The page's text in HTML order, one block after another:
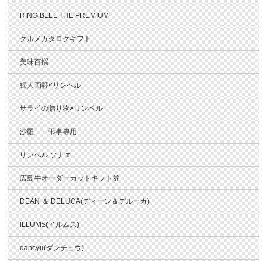
RING BELL THE PREMIUM
グルメカタログギフト
美味百撰
婦人画報×リンベル
サライの贈り物×リンベル
沙羅 －弔事専用－
リンベル ソナエ
広島牛オーダーカットギフト券
DEAN ＆ DELUCA(ディーン＆デルーカ)
ILLUMS(イルムス)
dancyu(ダンチュウ)